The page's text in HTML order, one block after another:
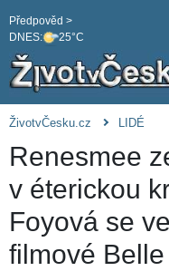
DNES: 25°C
Předpověd >
ŽivotvČesku.cz LIDÉ
Renesmee
v éterickou
Foyová se
filmové Belle